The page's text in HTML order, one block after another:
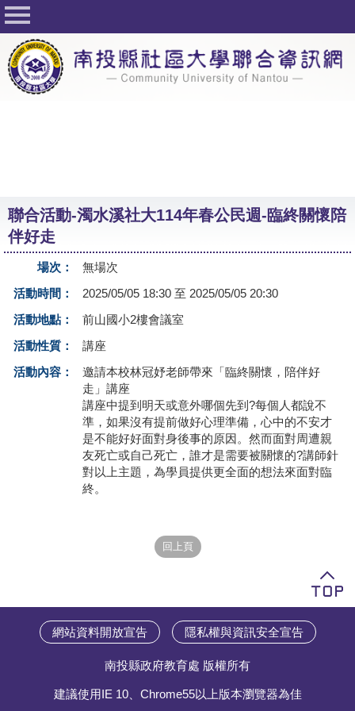
回首頁
關於社大
公佈欄
課程一覽表
志工與社團
社大學習Q&A
友站連結
網路選課
聯合活動-濁水溪社大114年春公民週-臨終關懷陪
伴好走
場次：
無場次
活動時間：
2025/05/05 18:30 至 2025/05/05 20:30
活動地點：
前山國小2樓會議室
活動性質：
講座
活動內容：
邀請本校林冠妤老師帶來「臨終關懷，陪伴好
走」講座
講座中提到明天或意外哪個先到?每個人都說不
準，如果沒有提前做好心理準備，心中的不安才
是不能好好面對身後事的原因。然而面對周遭親
友死亡或自己死亡，誰才是需要被關懷的?講師針
對以上主題，為學員提供更全面的想法來面對臨
終。
網站資料開放宣告 隱私權與資訊安全宣告
南投縣政府教育處 版權所有
建議使用IE 10、Chrome55以上版本瀏覽器為佳